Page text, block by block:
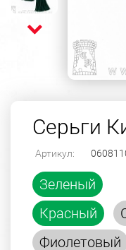
Серьги
Артикул:
Зеленый
Красный
Фиолетовый